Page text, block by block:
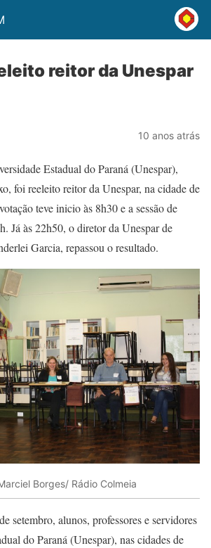
reitor da Unespar
10 anos atrás
Estadual do Paraná (Unespar),
foi reeleito reitor da Unespar, na cidade de
teve inicio às 8h30 e a sessão de
Já às 22h50, o diretor da Unespar de
Garcia, repassou o resultado.
Borges/ Rádio Colmeia
setembro, alunos, professores e servidores
do Paraná (Unespar), nas cidades de